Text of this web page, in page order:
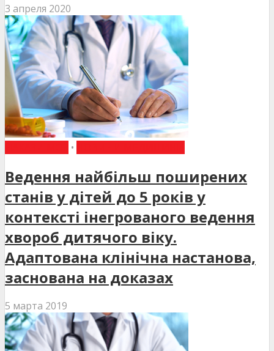
3 апреля 2020
•
Ведення найбільш поширених
станів у дітей до 5 років у
контексті інегрованого ведення
хвороб дитячого віку.
Адаптована клінічна настанова,
заснована на доказах
5 марта 2019